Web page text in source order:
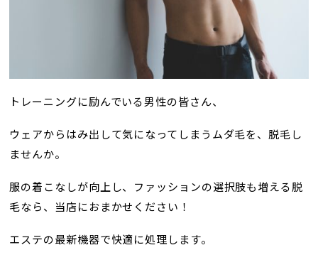
トレーニングに励んでいる男性の皆さん、
ウェアからはみ出して気になってしまうムダ毛を、脱毛し
ませんか。
服の着こなしが向上し、ファッションの選択肢も増える脱
毛なら、当店におまかせください！
エステの最新機器で快適に処理します。